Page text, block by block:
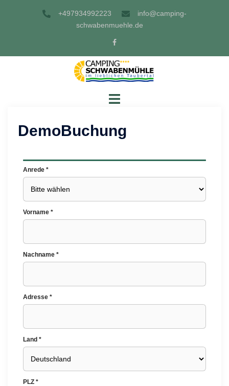
+497934992223
info@camping-
schwabenmuehle.de
Facebook
Toggle
DemoBuchung
Anrede *
Vorname *
Nachname *
Adresse *
Land *
PLZ *